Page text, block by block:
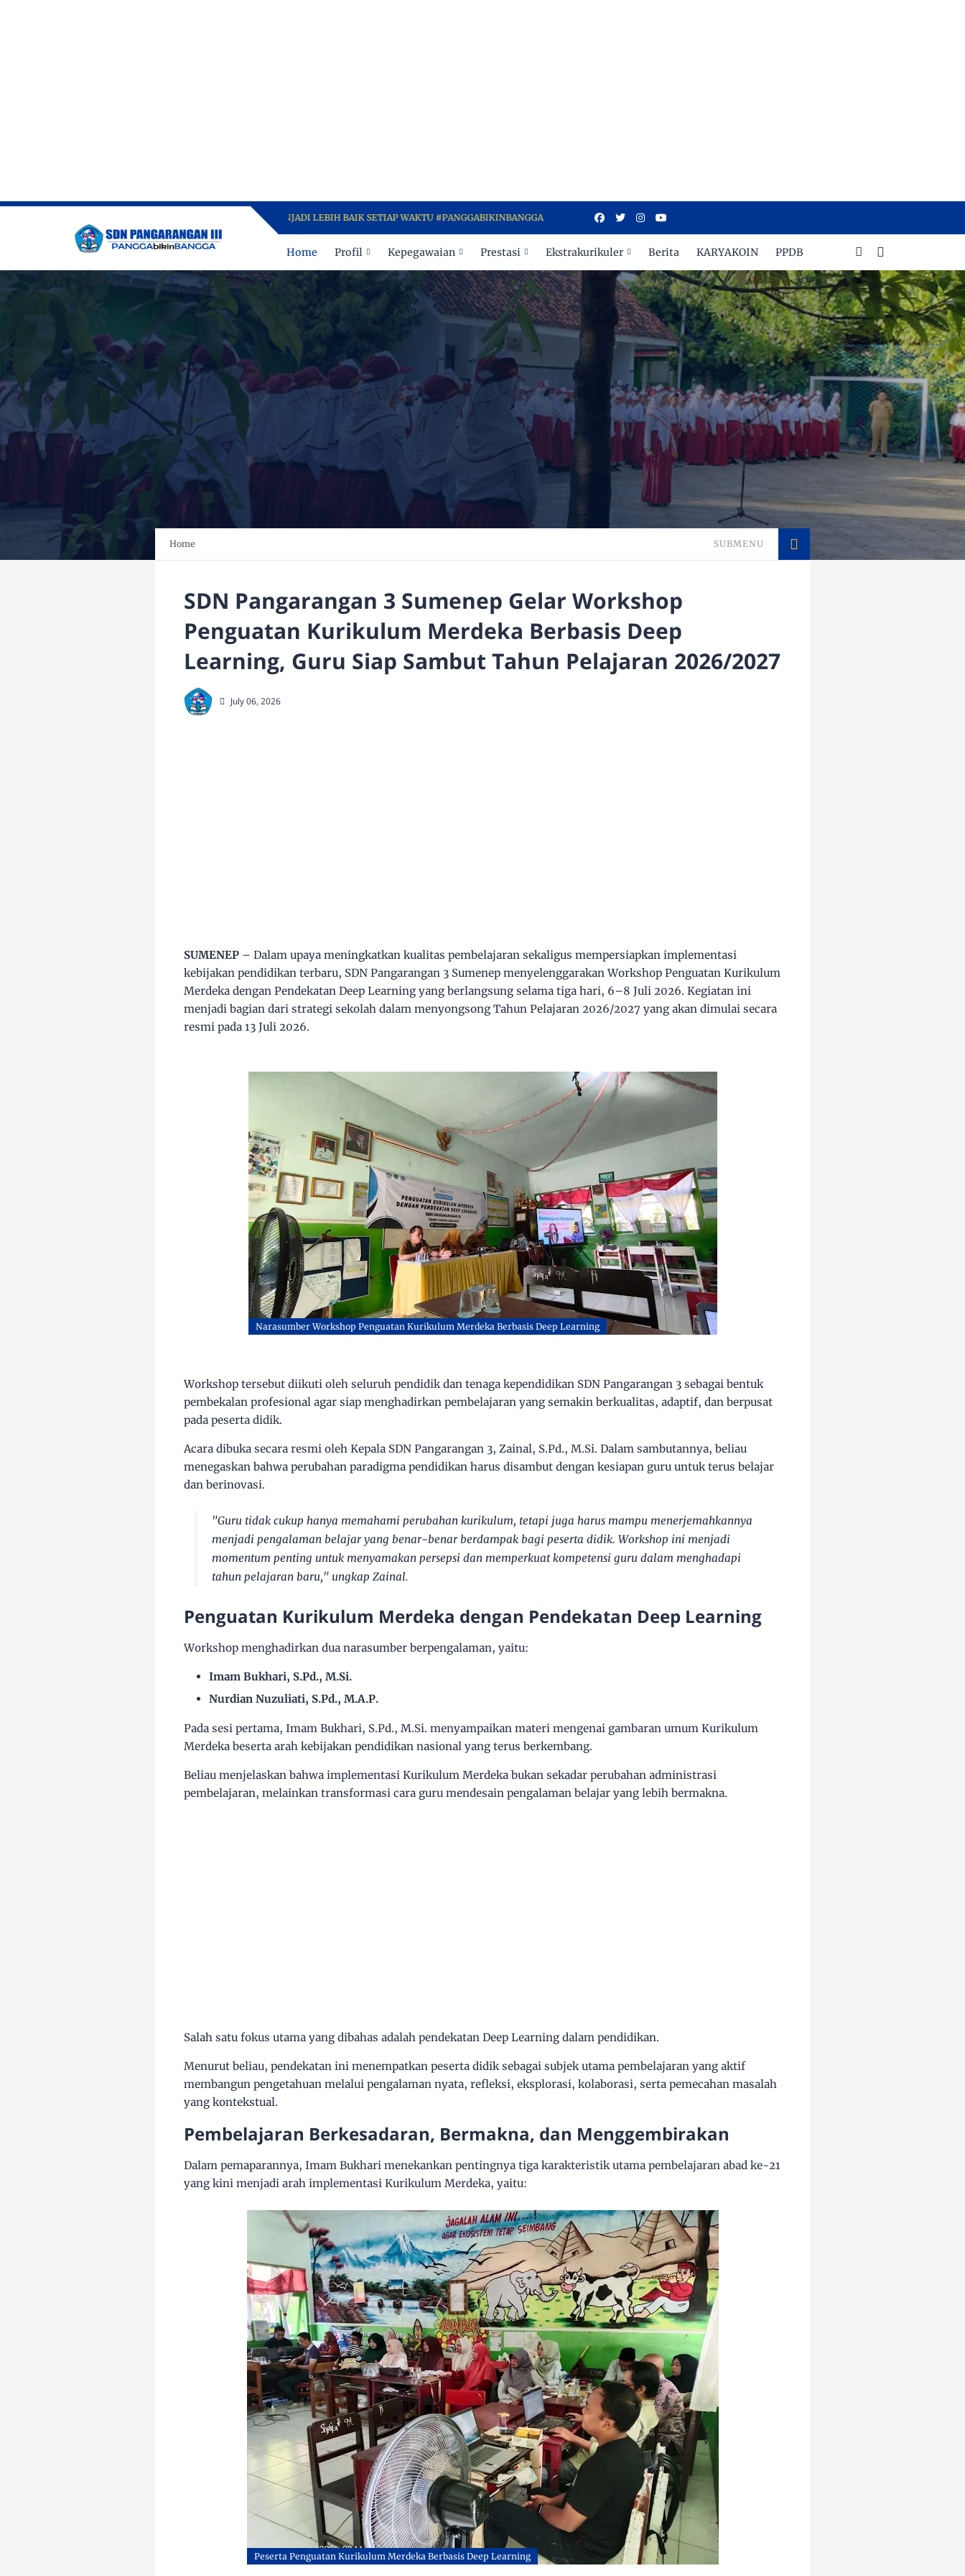
MENJADI LEBIH BAIK SETIAP WAKTU #PANGGABIKINBANGGA
Home Profil Kepegawaian Prestasi Ekstrakurikuler Berita KARYAKOIN PPDB
Home SUBMENU
SDN Pangarangan 3 Sumenep Gelar Workshop
Penguatan Kurikulum Merdeka Berbasis Deep
Learning, Guru Siap Sambut Tahun Pelajaran 2026/2027
July 06, 2026
SUMENEP – Dalam upaya meningkatkan kualitas pembelajaran sekaligus mempersiapkan implementasi
kebijakan pendidikan terbaru, SDN Pangarangan 3 Sumenep menyelenggarakanWorkshop Penguatan Kurikulum
Merdeka dengan Pendekatan Deep Learning yang berlangsung selama tiga hari, 6–8 Juli 2026. Kegiatan ini
menjadi bagian dari strategi sekolah dalam menyongsong Tahun Pelajaran 2026/2027 yang akan dimulai secara
resmi pada 13 Juli 2026.
Narasumber Workshop Penguatan Kurikulum Merdeka Berbasis Deep Learning
Workshop tersebut diikuti oleh seluruh pendidik dan tenaga kependidikan SDN Pangarangan 3 sebagai bentuk
pembekalan profesional agar siap menghadirkan pembelajaran yang semakin berkualitas, adaptif, dan berpusat
pada peserta didik.
Acara dibuka secara resmi oleh Kepala SDN Pangarangan 3, Zainal, S.Pd., M.Si. Dalam sambutannya, beliau
menegaskan bahwa perubahan paradigma pendidikan harus disambut dengan kesiapan guru untuk terus belajar
dan berinovasi.
"Guru tidak cukup hanya memahami perubahan kurikulum, tetapi juga harus mampu menerjemahkannya
menjadi pengalaman belajar yang benar-benar berdampak bagi peserta didik. Workshop ini menjadi
momentum penting untuk menyamakan persepsi dan memperkuat kompetensi guru dalam menghadapi
tahun pelajaran baru," ungkap Zainal.
Penguatan Kurikulum Merdeka dengan Pendekatan Deep Learning
Workshop menghadirkan dua narasumber berpengalaman, yaitu:
Imam Bukhari, S.Pd., M.Si.
Nurdian Nuzuliati, S.Pd., M.A.P.
Pada sesi pertama, Imam Bukhari, S.Pd., M.Si. menyampaikan materi mengenai gambaran umum Kurikulum
Merdeka beserta arah kebijakan pendidikan nasional yang terus berkembang.
Beliau menjelaskan bahwa implementasi Kurikulum Merdeka bukan sekadar perubahan administrasi
pembelajaran, melainkan transformasi cara guru mendesain pengalaman belajar yang lebih bermakna.
Salah satu fokus utama yang dibahas adalah pendekatan Deep Learning dalam pendidikan.
Menurut beliau, pendekatan ini menempatkan peserta didik sebagai subjek utama pembelajaran yang aktif
membangun pengetahuan melalui pengalaman nyata, refleksi, eksplorasi, kolaborasi, serta pemecahan masalah
yang kontekstual.
Pembelajaran Berkesadaran, Bermakna, dan Menggembirakan
Dalam pemaparannya, Imam Bukhari menekankan pentingnya tiga karakteristik utama pembelajaran abad ke-21
yang kini menjadi arah implementasi Kurikulum Merdeka, yaitu:
Peserta Penguatan Kurikulum Merdeka Berbasis Deep Learning